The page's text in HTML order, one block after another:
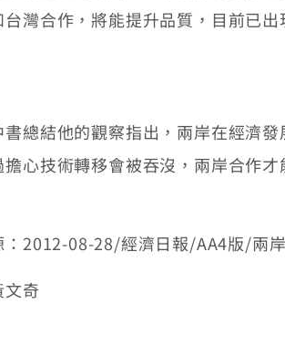
灣合作，將能提升品質，目前已
結他的觀察指出，兩岸在經濟發
心技術轉移會被吞沒，兩岸合作才
：2012-08-28/經濟日報/AA4版/兩
奇